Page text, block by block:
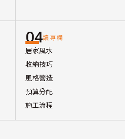
04讀專欄
居家風水
收納技巧
風格營造
預算分配
施工流程